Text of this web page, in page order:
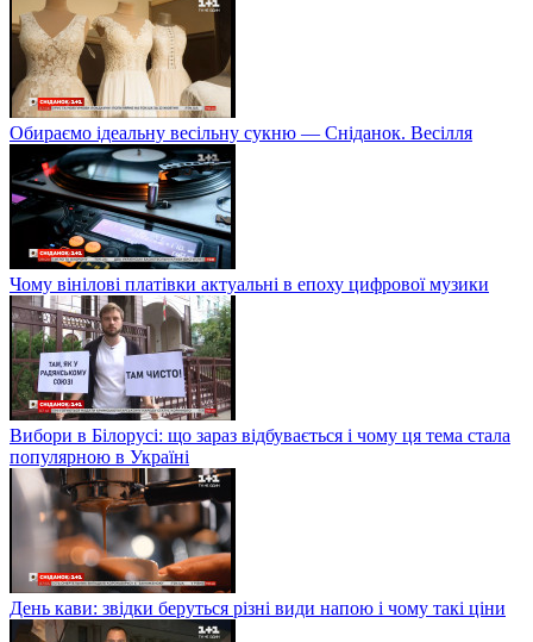
Обираємо ідеальну весільну сукню — Сніданок. Весілля
Чому вінілові платівки актуальні в епоху цифрової музики
Вибори в Білорусі: що зараз відбувається і чому ця тема стала
популярною в Україні
День кави: звідки беруться різні види напою і чому такі ціни